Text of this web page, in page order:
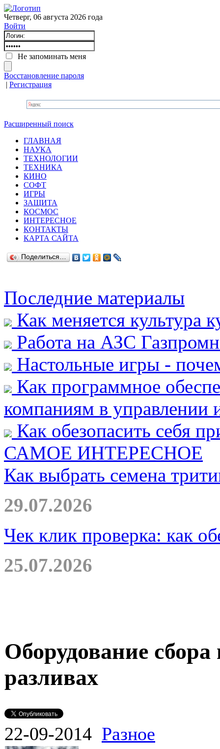
Четверг, 06 августа 2026 года
Войти
Не запоминать меня
Восстановление пароля
| Регистрация
Расширенный поиск
ГЛАВНАЯ
НАУКА
ТЕХНОЛОГИИ
ТЕХНИКА
КИНО
СОФТ
ИГРЫ
ЗАЩИТА
КОСМОС
ИНТЕРЕСНОЕ
КОНТАКТЫ
КАРТА САЙТА
Поделиться…
Последние материалы
Как меняется культура
Работа на АЗС
Настольные игры -
Как программное
компаниям в управлении
Как обезопасить себя
САМОЕ ИНТЕРЕСНОЕ
Как выбрать семена
29.07.2026
Чек клик проверка: как
25.07.2026
Оборудование
разливах
22-09-2014 Разное